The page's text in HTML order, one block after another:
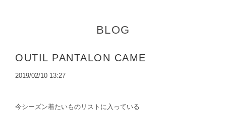
BLOG
OUTIL PANTALON CAME
2019/02/10 13:27
今シーズン着たいものリストに入っている